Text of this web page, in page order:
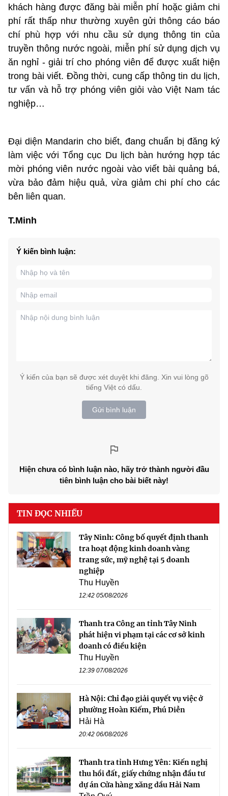
khách hàng được đăng bài miễn phí hoặc giảm chi
phí rất thấp như thường xuyên gửi thông cáo báo
chí phù hợp với nhu cầu sử dụng thông tin của
truyền thông nước ngoài, miễn phí sử dụng dịch vụ
ăn nghỉ - giải trí cho phóng viên để được xuất hiện
trong bài viết. Đồng thời, cung cấp thông tin du lịch,
tư vấn và hỗ trợ phóng viên giỏi vào Việt Nam tác
nghiệp…
Đại diện Mandarin cho biết, đang chuẩn bị đăng ký
làm việc với Tổng cục Du lịch bàn hướng hợp tác
mời phóng viên nước ngoài vào viết bài quảng bá,
vừa bảo đảm hiệu quả, vừa giảm chi phí cho các
bên liên quan.
T.Minh
Ý kiến bình luận:
Ý kiến của bạn sẽ được xét duyệt khi đăng. Xin vui lòng gõ
tiếng Việt có dấu.
Gửi bình luận
Hiện chưa có bình luận nào, hãy trở thành người đầu
tiên bình luận cho bài biết này!
TIN ĐỌC NHIỀU
Tây Ninh: Công bố quyết định thanh
tra hoạt động kinh doanh vàng
trang sức, mỹ nghệ tại 5 doanh
nghiệp
Thu Huyền
12:42 05/08/2026
Thanh tra Công an tỉnh Tây Ninh
phát hiện vi phạm tại các cơ sở kinh
doanh có điều kiện
Thu Huyền
12:39 07/08/2026
Hà Nội: Chỉ đạo giải quyết vụ việc ở
phường Hoàn Kiếm, Phú Diễn
Hải Hà
20:42 06/08/2026
Thanh tra tỉnh Hưng Yên: Kiến nghị
thu hồi đất, giấy chứng nhận đầu tư
dự án Cửa hàng xăng dầu Hải Nam